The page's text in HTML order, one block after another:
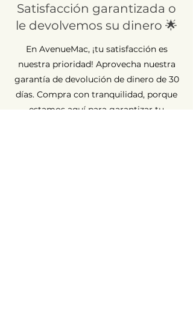
Satisfacción garantizada o
le devolvemos su dinero 🌟
En AvenueMac, ¡tu satisfacción es
nuestra prioridad! Aprovecha nuestra
garantía de devolución de dinero de 30
días. Compra con tranquilidad, porque
estamos aquí para garantizar tu